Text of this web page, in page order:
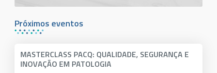
Próximos eventos
MASTERCLASS PACQ: QUALIDADE, SEGURANÇA E
INOVAÇÃO EM PATOLOGIA